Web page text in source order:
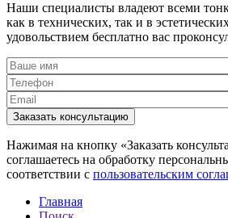
Наши специалисты владеют всеми
как в технических, так и в
удовольствием бесплатно вас
Заказать консультацию
Нажимая на кнопку «Заказать
соглашаетесь на обработку
соответствии с пользовательским
Главная